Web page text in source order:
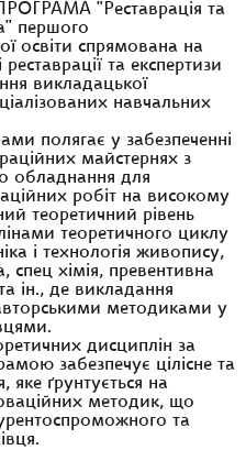
"Реставрація та
першого
освіти спрямована на
та експертизи
викладацької
навчальних
полягає у забезпеченні
майстернях з
обладнання для
робіт на високому
теоретичний рівень
теоретичного циклу
і технологія живопису,
спец хімія, превентивна
ін., де викладання
методиками у
дисциплін за
забезпечує цілісне та
яке ґрунтується на
методик, що
та